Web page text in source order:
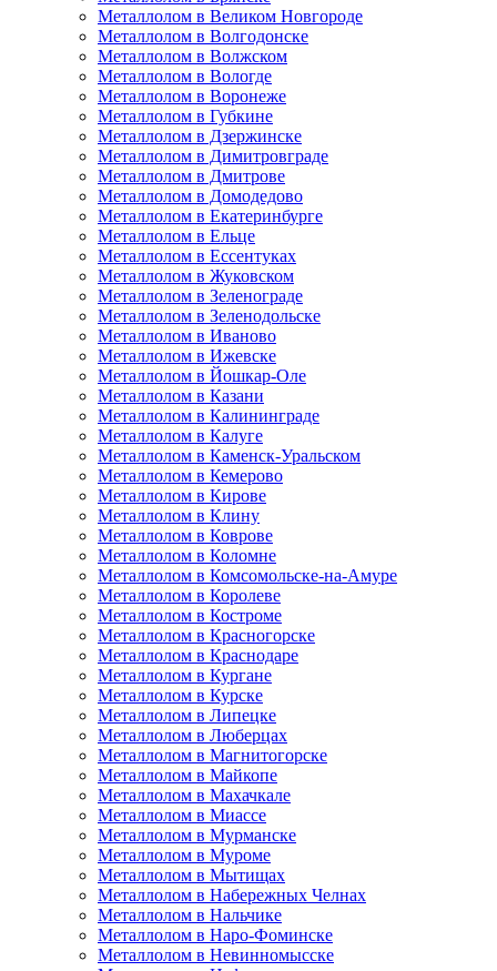
Металлолом в Великом Новгороде
Металлолом в Волгодонске
Металлолом в Волжском
Металлолом в Вологде
Металлолом в Воронеже
Металлолом в Губкине
Металлолом в Дзержинске
Металлолом в Димитровграде
Металлолом в Дмитрове
Металлолом в Домодедово
Металлолом в Екатеринбурге
Металлолом в Ельце
Металлолом в Ессентуках
Металлолом в Жуковском
Металлолом в Зеленограде
Металлолом в Зеленодольске
Металлолом в Иваново
Металлолом в Ижевске
Металлолом в Йошкар-Оле
Металлолом в Казани
Металлолом в Калининграде
Металлолом в Калуге
Металлолом в Каменск-Уральском
Металлолом в Кемерово
Металлолом в Кирове
Металлолом в Клину
Металлолом в Коврове
Металлолом в Коломне
Металлолом в Комсомольске-на-Амуре
Металлолом в Королеве
Металлолом в Костроме
Металлолом в Красногорске
Металлолом в Краснодаре
Металлолом в Кургане
Металлолом в Курске
Металлолом в Липецке
Металлолом в Люберцах
Металлолом в Магнитогорске
Металлолом в Майкопе
Металлолом в Махачкале
Металлолом в Миассе
Металлолом в Мурманске
Металлолом в Муроме
Металлолом в Мытищах
Металлолом в Набережных Челнах
Металлолом в Нальчике
Металлолом в Наро-Фоминске
Металлолом в Невинномысске